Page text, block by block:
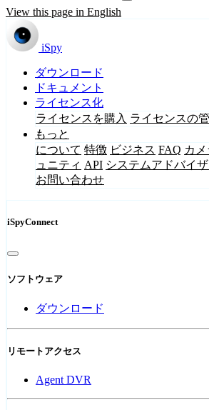
View this page in English
iSpy
ダウンロード
ドキュメント
ライセンス化
ライセンスを購入 ライセンスの
もっと
について 特徴 ビジネス FAQ カ
ュニティ API システムアドバイ
お問い合わせ
iSpyConnect
ソフトウェア
ダウンロード
リモートアクセス
Agent DVR